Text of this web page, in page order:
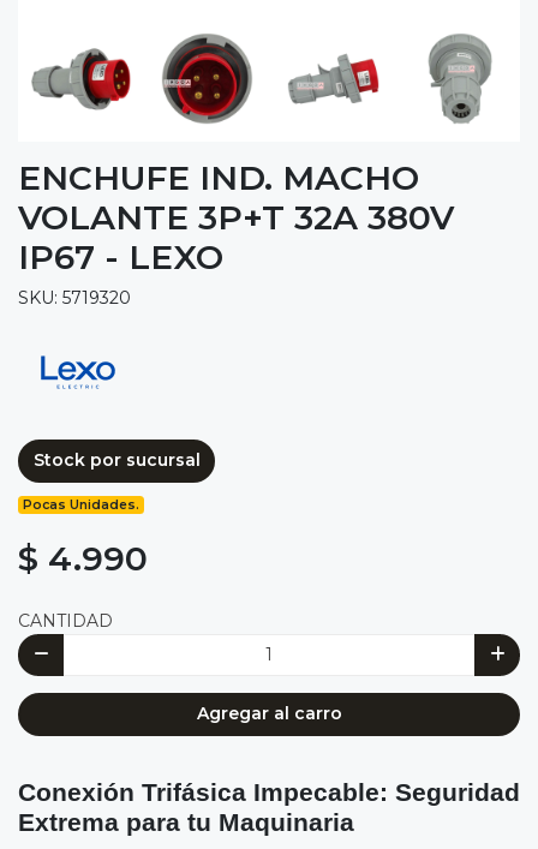
ENCHUFE IND. MACHO
VOLANTE 3P+T 32A 380V
IP67 - LEXO
SKU: 5719320
Stock por sucursal
Pocas Unidades.
$ 4.990
CANTIDAD
Agregar al carro
Conexión Trifásica Impecable: Seguridad
Extrema para tu Maquinaria